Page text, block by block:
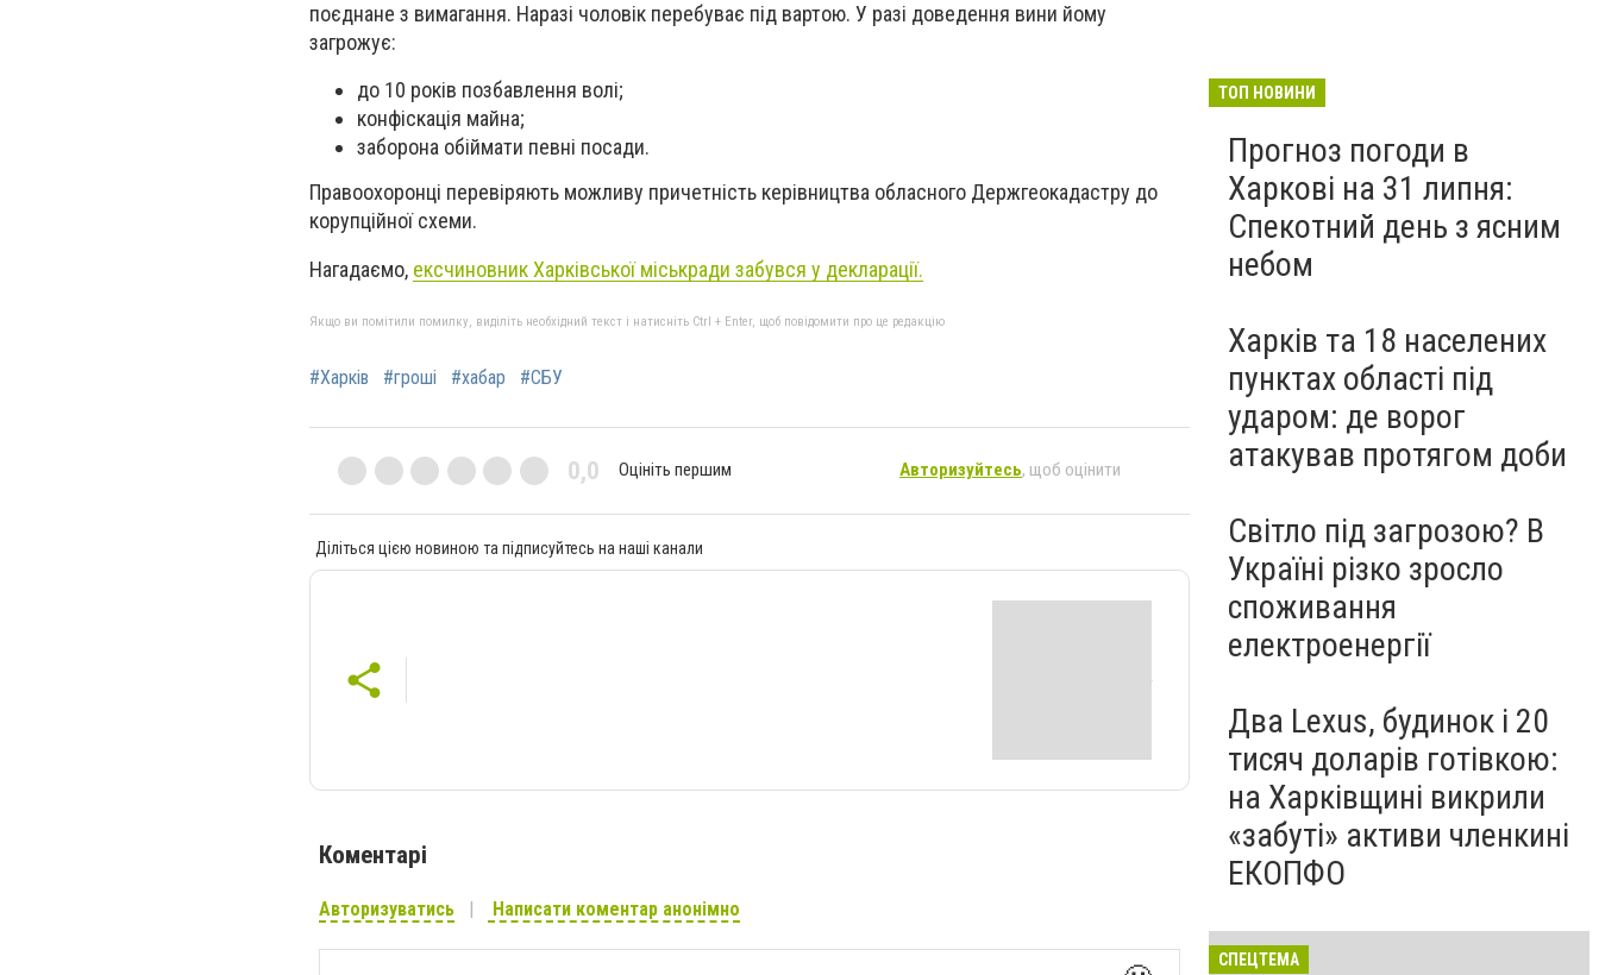
поєднане з вимагання. Наразі чоловік перебуває під вартою. У разі доведення вини йому
загрожує:
до 10 років позбавлення волі;
конфіскація майна;
заборона обіймати певні посади.
Правоохоронці перевіряють можливу причетність керівництва обласного Держгеокадастру до
корупційної схеми.
Нагадаємо, ексчиновник Харківської міськради забувся у декларації.
Якщо ви помітили помилку, виділіть необхідний текст і натисніть Ctrl + Enter, щоб повідомити про це редакцію
#Харків #гроші #хабар #СБУ
0,0 Оцініть першим Авторизуйтесь, щоб оцінити
Діліться цією новиною та підписуйтесь на наші канали
Коментарі
Авторизуватись Написати коментар анонімно
схему торгівлі впливом
ТОП НОВИНИ
Прогноз погоди в
Харкові на 31 липня:
Спекотний день з ясним
небом
Харків та 18 населених
пунктах області під
ударом: де ворог
атакував протягом доби
Світло під загрозою? В
Україні різко зросло
споживання
електроенергії
Два Lexus, будинок і 20
тисяч доларів готівкою:
на Харківщині викрили
«забуті» активи членкині
ЕКОПФО
СПЕЦТЕМА